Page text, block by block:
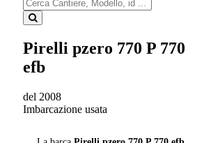
Pirelli pzero 770 P 770
efb
del 2008
Imbarcazione usata